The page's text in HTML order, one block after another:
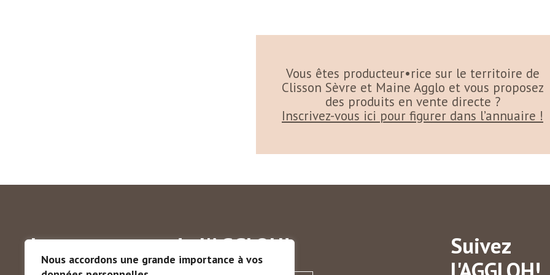
Nous accordons une grande importance à vos
Vous êtes producteur•rice sur le territoire de
Clisson Sèvre et Maine Agglo et vous proposez
des produits en vente directe ?
Inscrivez-vous ici pour figurer dans l’annuaire !
Les communes de l'AGGLOH!
Suivez